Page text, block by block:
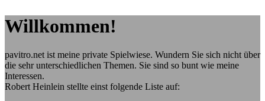
Willkommen!
pavitro.net ist meine private Spielwiese. Wundern Sie sich nicht über
die sehr unterschiedlichen Themen. Sie sind so bunt wie meine
Interessen.
Robert Heinlein stellte einst folgende Liste auf: